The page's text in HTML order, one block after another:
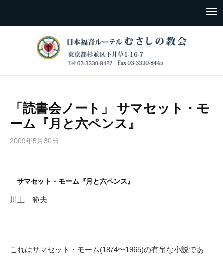
「読書会ノート」 サマセット・モ
ーム『月と六ペンス』
2009年5月30日
サマセット・モーム『月と六ペンス』
川上 範夫
これはサマセット・モーム(1874〜1965)の有吊な小説であ